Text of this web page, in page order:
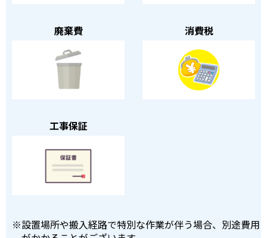
廃棄費 消費税
工事保証
※設置場所や搬入経路で特別な作業が伴う場合、別途費用